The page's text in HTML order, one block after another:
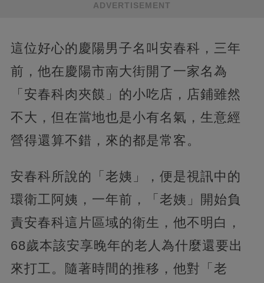
ADVERTISEMENT
這位好心的慶陽男子名叫安春科，三年
前，他在慶陽市南大街開了一家名為
「安春科肉夾饃」的小吃店，店鋪雖然
不大，但在當地也是小有名氣，生意經
營得還算不錯，來的都是常客。
安春科所說的「老姨」，便是視訊中的
環衛工阿姨，一年前，「老姨」開始負
責安春科這片區域的衛生，他不明白，
68歲本該安享晚年的老人為什麼還要出
來打工。隨著時間的推移，他對「老